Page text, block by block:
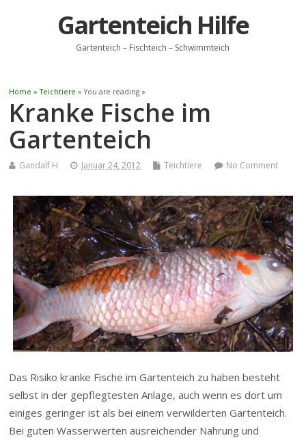
Gartenteich Hilfe
Gartenteich – Fischteich – Schwimmteich
Home »Teichtiere » You are reading »
Kranke Fische im
Gartenteich
Gandalf H Januar 24, 2012 Teichtiere No Comment
Das Risiko kranke Fische im Gartenteich zu haben besteht
selbst in der gepflegtesten Anlage, auch wenn es dort um
einiges geringer ist als bei einem verwilderten Gartenteich.
Bei guten Wasserwerten ausreichender Nahrung und